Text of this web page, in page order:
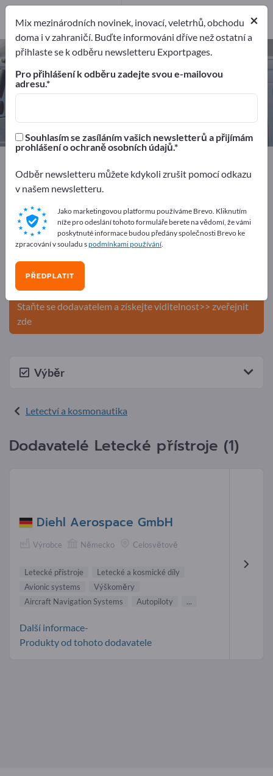
Letecké přístroje – najděte
výrobce a dodavatele
1 1
1
1
Letecké přístroje
Inzerujte zdarma na Exportpages!
Potřeby – Nabídky – Použité zboží – Obchodní kontakty
>> začněte zde
Zveřejněte svou společnost a své
produkty na Exportpages.
Staňte se dodavatelem a získejte viditelnost>> zveřejnit
zde
Výběr
Letectví a kosmonautika
Dodavatelé Letecké přístroje (1)
Diehl Aerospace GmbH
Výrobce Německo Celosvětově
Letecké přístroje
Letecké a kosmické díly
Avionic systems
Výškoměry
Aircraft Navigation Systems
Autopiloty ...
Další informace-
Produkty od tohoto dodavatele
×
Mix mezinárodních novinek, inovací, veletrhů, obchodu
doma i v zahraničí. Buďte informováni dříve než ostatní a
přihlaste se k odběru newsletteru Exportpages.
Pro přihlášení k odběru zadejte svou e-mailovou
adresu.
Souhlasím se zasíláním vašich newsletterů a přijímám
prohlášení o ochraně osobních údajů.
Odběr newsletteru můžete kdykoli zrušit pomocí odkazu
v našem newsletteru.
Jako marketingovou platformu používáme Brevo. Kliknutím
níže pro odeslání tohoto formuláře berete na vědomí, že vámi
poskytnuté informace budou předány společnosti Brevo ke
zpracování v souladu spodmínkami používání.
PŘEDPLATIT